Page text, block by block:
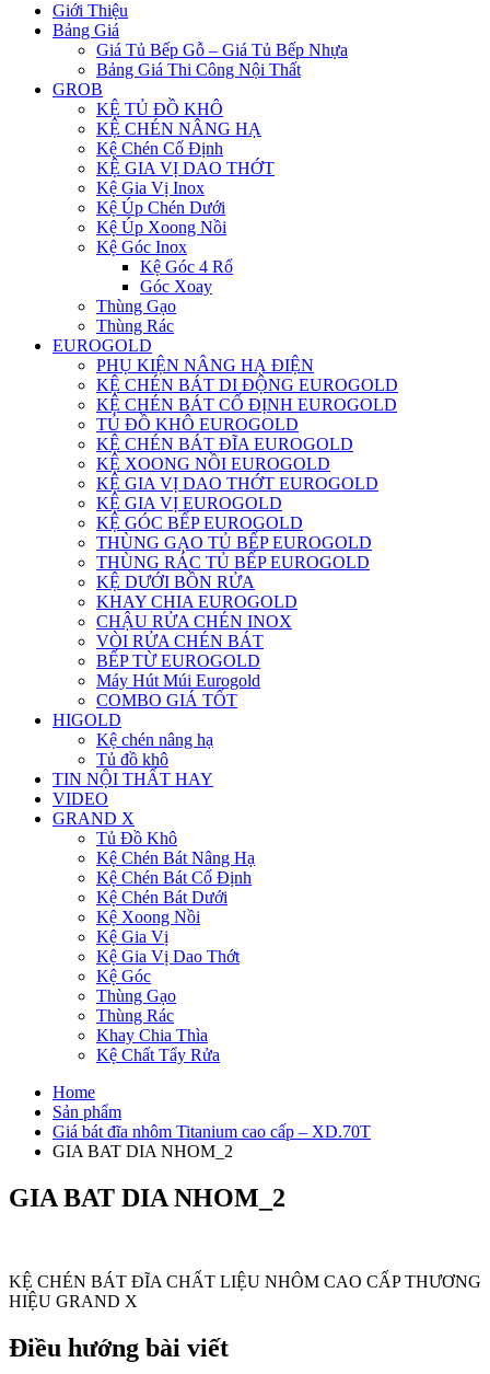
Giới Thiệu
Bảng Giá
Giá Tủ Bếp Gỗ – Giá Tủ Bếp Nhựa
Bảng Giá Thi Công Nội Thất
GROB
KỆ TỦ ĐỒ KHÔ
KỆ CHÉN NÂNG HẠ
Kệ Chén Cố Định
KỆ GIA VỊ DAO THỚT
Kệ Gia Vị Inox
Kệ Úp Chén Dưới
Kệ Úp Xoong Nồi
Kệ Góc Inox
Kệ Góc 4 Rổ
Góc Xoay
Thùng Gạo
Thùng Rác
EUROGOLD
PHỤ KIỆN NÂNG HẠ ĐIỆN
KỆ CHÉN BÁT DI ĐỘNG EUROGOLD
KỆ CHÉN BÁT CỐ ĐỊNH EUROGOLD
TỦ ĐỒ KHÔ EUROGOLD
KỆ CHÉN BÁT ĐĨA EUROGOLD
KỆ XOONG NỒI EUROGOLD
KỆ GIA VỊ DAO THỚT EUROGOLD
KỆ GIA VỊ EUROGOLD
KỆ GÓC BẾP EUROGOLD
THÙNG GẠO TỦ BẾP EUROGOLD
THÙNG RÁC TỦ BẾP EUROGOLD
KỆ DƯỚI BỒN RỬA
KHAY CHIA EUROGOLD
CHẬU RỬA CHÉN INOX
VÒI RỬA CHÉN BÁT
BẾP TỪ EUROGOLD
Máy Hút Múi Eurogold
COMBO GIÁ TỐT
HIGOLD
Kệ chén nâng hạ
Tủ đồ khô
TIN NỘI THẤT HAY
VIDEO
GRAND X
Tủ Đồ Khô
Kệ Chén Bát Nâng Hạ
Kệ Chén Bát Cố Định
Kệ Chén Bát Dưới
Kệ Xoong Nồi
Kệ Gia Vị
Kệ Gia Vị Dao Thớt
Kệ Góc
Thùng Gạo
Thùng Rác
Khay Chia Thìa
Kệ Chất Tẩy Rửa
Home
Sản phẩm
Giá bát đĩa nhôm Titanium cao cấp – XD.70T
GIA BAT DIA NHOM_2
GIA BAT DIA NHOM_2
KỆ CHÉN BÁT ĐĨA CHẤT LIỆU NHÔM CAO CẤP THƯƠNG
HIỆU GRAND X
Điều hướng bài viết